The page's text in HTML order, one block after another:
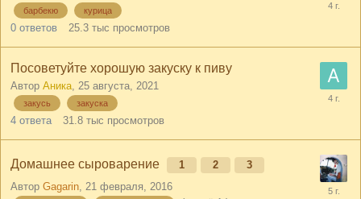
барбекю курица
0 ответов 25.3 тыс просмотров
Посоветуйте хорошую закуску к пиву
Автор Аника, 25 августа, 2021
закусь закуска
4 ответа 31.8 тыс просмотров
Домашнее сыроварение 1 2
3
Автор Gagarin, 21 февраля, 2016